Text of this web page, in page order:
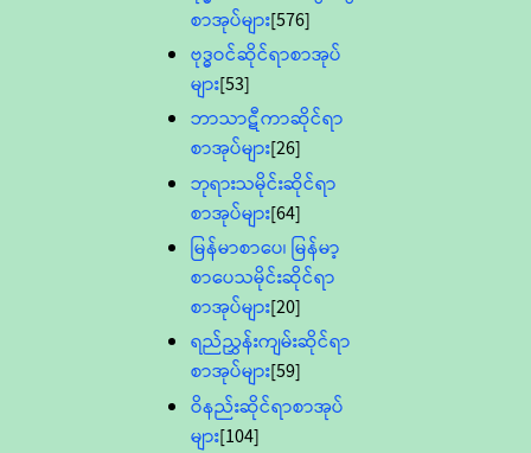
စာအုပ်များ[576]
ဗုဒ္ဓဝင်ဆိုင်ရာစာအုပ်
များ[53]
ဘာသာဋီကာဆိုင်ရာ
စာအုပ်များ[26]
ဘုရားသမိုင်းဆိုင်ရာ
စာအုပ်များ[64]
မြန်မာစာပေ၊ မြန်မာ့
စာပေသမိုင်းဆိုင်ရာ
စာအုပ်များ[20]
ရည်ညွှန်းကျမ်းဆိုင်ရာ
စာအုပ်များ[59]
ဝိနည်းဆိုင်ရာစာအုပ်
များ[104]